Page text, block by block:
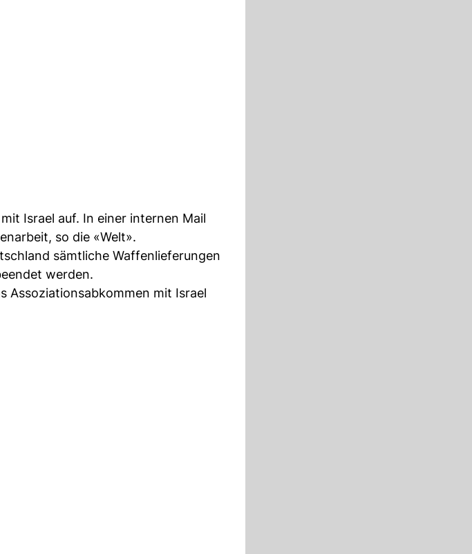
Israel auf. In einer internen Mail
so die «Welt».
sämtliche Waffenlieferungen
werden.
Assoziationsabkommen mit Israel